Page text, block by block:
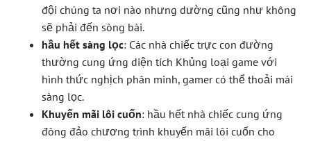
đội chúng ta nơi nào nhưng dường cũng như không
sẽ phải đến sòng bài.
hầu hết sàng lọc: Các nhà chiếc trực con đường
thường cung ứng diện tích Khủng loại game với
hình thức nghịch phân minh, gamer có thể thoải mái
sàng lọc.
Khuyến mãi lôi cuốn: hầu hết nhà chiếc cung ứng
đông đảo chương trình khuyến mãi lôi cuốn cho